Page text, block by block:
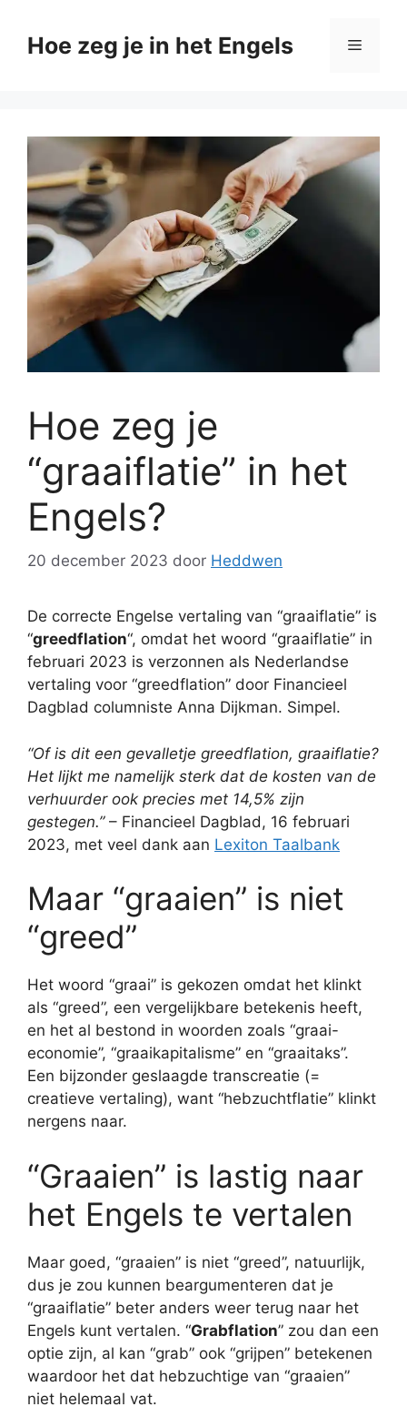
naarHoe zeg je in het Engels Menu
Hoe zeg je
“graaiflatie” in het
Engels?
20 december 2023 door Heddwen
De correcte Engelse vertaling van “graaiflatie” is
“greedflation“, omdat het woord “graaiflatie” in
februari 2023 is verzonnen als Nederlandse
vertaling voor “greedflation” door Financieel
Dagblad columniste Anna Dijkman. Simpel.
“Of is dit een gevalletje greedflation, graaiflatie?
Het lijkt me namelijk sterk dat de kosten van de
verhuurder ook precies met 14,5% zijn
gestegen.”– Financieel Dagblad, 16 februari
2023, met veel dank aan Lexiton Taalbank
Maar “graaien” is niet
“greed”
Het woord “graai” is gekozen omdat het klinkt
als “greed”, een vergelijkbare betekenis heeft,
en het al bestond in woorden zoals “graai-
economie”, “graaikapitalisme” en “graaitaks”.
Een bijzonder geslaagde transcreatie (=
creatieve vertaling), want “hebzuchtflatie” klinkt
nergens naar.
“Graaien” is lastig naar
het Engels te vertalen
Maar goed, “graaien” is niet “greed”, natuurlijk,
dus je zou kunnen beargumenteren dat je
“graaiflatie” beter anders weer terug naar het
Engels kunt vertalen. “Grabflation” zou dan een
optie zijn, al kan “grab” ook “grijpen” betekenen
waardoor het dat hebzuchtige van “graaien”
niet helemaal vat.